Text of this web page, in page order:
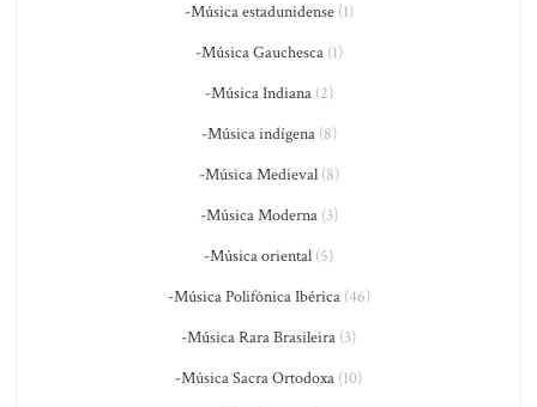
-Música estadunidense(1)
-Música Gauchesca(1)
-Música Indiana(2)
-Música indígena(8)
-Música Medieval(8)
-Música Moderna(3)
-Música oriental (5)
-Música Polifônica Ibérica(46)
-Música Rara Brasileira (3)
-Música Sacra Ortodoxa (10)